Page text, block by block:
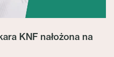
KNF nałożona na